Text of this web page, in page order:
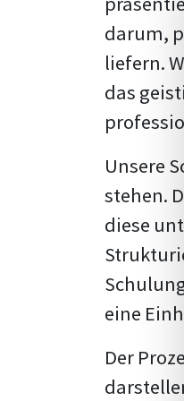
darum,
liefern.
das
Unsere
stehen.
diese
eine
Der